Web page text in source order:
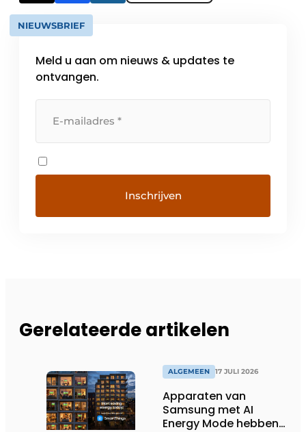
NIEUWSBRIEF
Meld u aan om nieuws & updates te
ontvangen.
Gerelateerde artikelen
ALGEMEEN 17 JULI 2026
Apparaten van
Samsung met AI
Energy Mode hebben